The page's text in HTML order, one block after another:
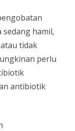
sedang hamil,
tidak
perlu
antibiotik